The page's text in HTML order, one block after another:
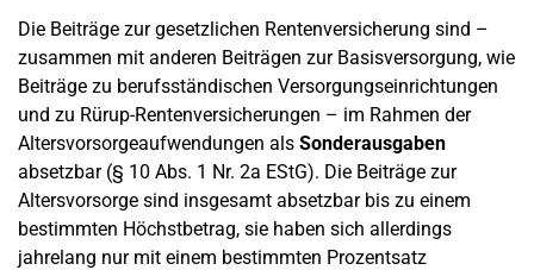
Die Beiträge zur gesetzlichen Rentenversicherung sind –
zusammen mit anderen Beiträgen zur Basisversorgung, wie
Beiträge zu berufsständischen Versorgungseinrichtungen
und zu Rürup-Rentenversicherungen – im Rahmen der
Altersvorsorgeaufwendungen als Sonderausgaben
absetzbar (§ 10 Abs. 1 Nr. 2a EStG). Die Beiträge zur
Altersvorsorge sind insgesamt absetzbar bis zu einem
bestimmten Höchstbetrag, sie haben sich allerdings
jahrelang nur mit einem bestimmten Prozentsatz